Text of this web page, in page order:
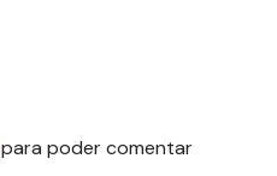
para poder comentar